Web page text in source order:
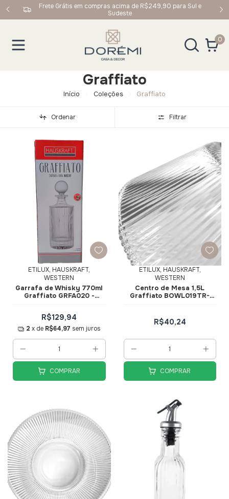
Frete Grátis em compras acima de R$249,90 para Sul e
Sudeste
0
Graffiato
Início Coleções Graffiato
Ordenar Filtrar
ETILUX, HAUSKRAFT,
WESTERN
Garrafa de Whisky 770ml
Graffiato GRFA020 -
R$129,94
2 x de R$64,97 sem juros
COMPRAR
ETILUX, HAUSKRAFT,
WESTERN
Centro de Mesa 1,5L
Graffiato BOWL019TR-
R$40,24
COMPRAR